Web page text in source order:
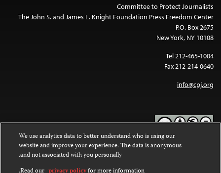
Committee to Protect Journalists
The John S. and James L. Knight Foundation Press Freedom Center
P.O. Box 2675
New York, NY 10108
Tel 212-465-1004
Fax 212-214-0640
info@cpj.org
Except where noted, text on this website is licensed under a
Commons Attribution-NonCommercial-NoDerivatives 4.0
We use analytics data to better understand who is using our
website and improve your experience. The data is anonymous
and not associated with you personally.